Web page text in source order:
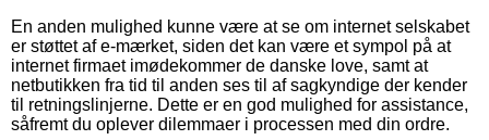
En anden mulighed kunne være at se om internet selskabet
er støttet af e-mærket, siden det kan være et sympol på at
internet firmaet imødekommer de danske love, samt at
netbutikken fra tid til anden ses til af sagkyndige der kender
til retningslinjerne. Dette er en god mulighed for assistance,
såfremt du oplever dilemmaer i processen med din ordre.